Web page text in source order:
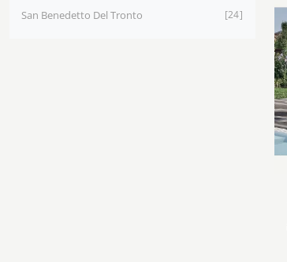
San Benedetto Del Tronto 24